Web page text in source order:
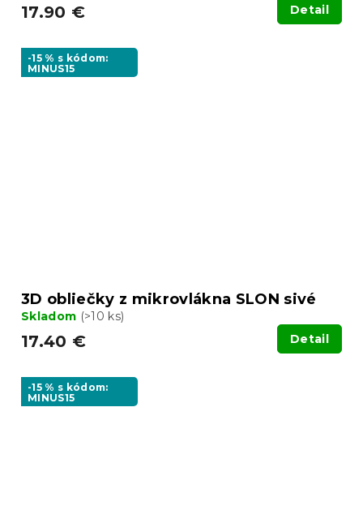
17.90 € Detail
-15 % s kódom:
MINUS15
3D obliečky z mikrovlákna SLON sivé
Skladom (>10 ks)
17.40 € Detail
-15 % s kódom:
MINUS15